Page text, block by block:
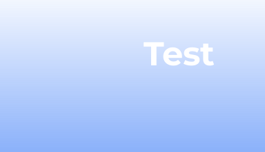
Test